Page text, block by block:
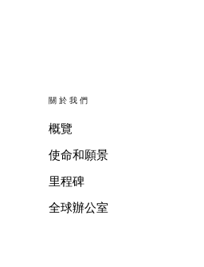
關於我們
概覽
使命和願景
里程碑
全球辦公室